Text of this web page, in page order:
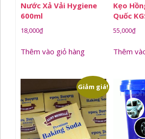
Nước Xả Vải Hygiene
600ml
18,000₫
Thêm vào giỏ hàng
Kẹo
Quốc
55,000₫
Thêm
Giảm giá!